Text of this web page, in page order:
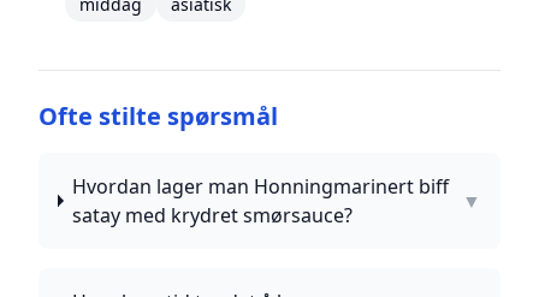
Ofte stilte spørsmål
Hvordan lager man Honningmarinert biff
satay med krydret smørsauce?
▼